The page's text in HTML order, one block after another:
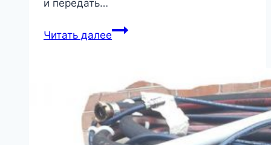
и передать…
Читать далееРемонт
кухне